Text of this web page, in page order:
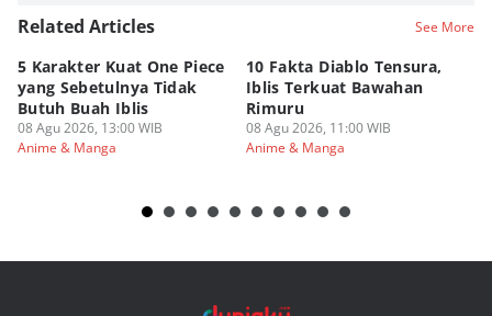
Related Articles See More
5 Karakter Kuat One Piece
yang Sebetulnya Tidak
Butuh Buah Iblis
08 Agu 2026, 13:00 WIB
Anime & Manga
10 Fakta Diablo Tensura,
Iblis Terkuat Bawahan
Rimuru
08 Agu 2026, 11:00 WIB
Anime & Manga